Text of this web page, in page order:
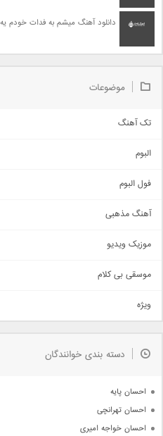
دانلود آهنگ میشم به فدات خودم
موضوعات
تک آهنگ
اجتماعی
حماسی
سنتی
اهنگ بندرعباسی
دمو
مذهبی
جدیدترین ها
البوم
فول البوم
آهنگ مذهبی
موزیک ویدیو
موسقی بی کلام
ویژه
دسته بندی خوانندگان
احسان پایه
احسان تهرانچی
احسان خواجه امیری